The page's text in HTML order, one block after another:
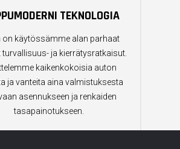
TEKNOLOGIA
on käytössämme alan parhaat
turvallisuus- ja kierrätysratkaisut.
kaikenkokoisia auton
ja vanteita aina valmistuksesta
asennukseen ja renkaiden
tasapainotukseen.